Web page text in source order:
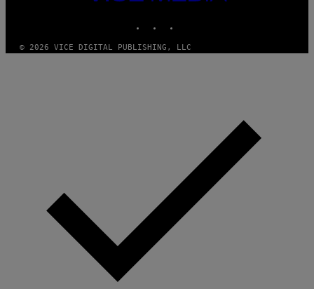
MEDIA
© 2026 VICE DIGITAL PUBLISHING, LLC